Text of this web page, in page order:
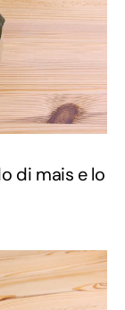
di mais e lo